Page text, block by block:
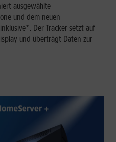
ausgewählte
und dem neuen
Der Tracker setzt auf
und überträgt Daten zur